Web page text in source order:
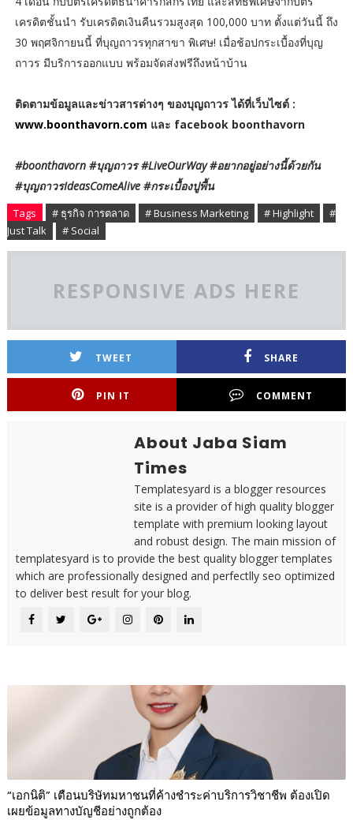
เครดิตชั้นนำ รับเครดิตเงินคืนรวมสูงสุด 100,000 บาท ตั้งแต่วันนี้ ถึง
30 พฤศจิกายนนี้ ที่บุญถาวรทุกสาขา พิเศษ! เมื่อช้อปกระเบื้องที่บุญ
ถาวร มีบริการออกแบบ พร้อมจัดส่งฟรีถึงหน้าบ้าน
ติดตามข้อมูลและข่าวสารต่างๆ ของบุญถาวร ได้ที่เว็บไซต์ :
www.boonthavorn.com และ facebook boonthavorn
#boonthavorn #บุญถาวร #LiveOurWay #อยากอยู่อย่างนี้ด้วยกัน
#บุญถาวรIdeasComeAlive #กระเบื้องปูพื้น
Tags # ธุรกิจ การตลาด # Business Marketing # Highlight
#
Just Talk
# Social
RESPONSIVE ADS HERE
TWEET SHARE
PIN IT COMMENT
About Jaba Siam
Times
Templatesyard is a blogger resources
site is a provider of high quality blogger
template with premium looking layout
and robust design. The main mission of
templatesyard is to provide the best quality blogger templates
which are professionally designed and perfectlly seo optimized
to deliver best result for your blog.
“เอกนิติ” เตือนบริษัทมหาชนที่ค้างชำระค่าบริการวิชาชีพ ต้องเปิด
เผยข้อมูลทางบัญชีอย่างถูกต้อง